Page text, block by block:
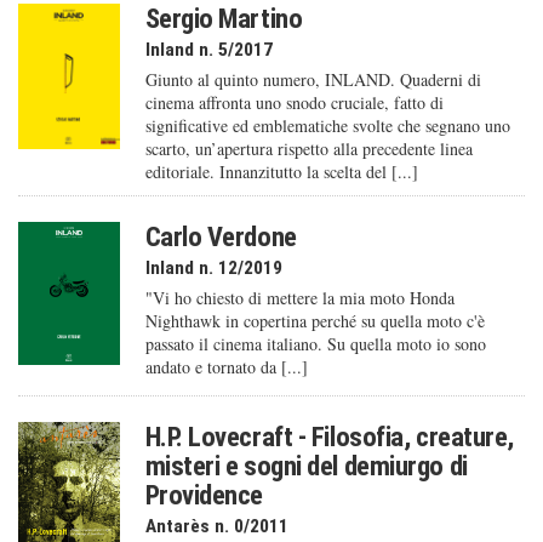
Sergio Martino
Inland n. 5/2017
Giunto al quinto numero, INLAND. Quaderni di
cinema affronta uno snodo cruciale, fatto di
significative ed emblematiche svolte che segnano uno
scarto, un’apertura rispetto alla precedente linea
editoriale. Innanzitutto la scelta del [...]
Carlo Verdone
Inland n. 12/2019
"Vi ho chiesto di mettere la mia moto Honda
Nighthawk in copertina perché su quella moto c'è
passato il cinema italiano. Su quella moto io sono
andato e tornato da [...]
H.P. Lovecraft - Filosofia, creature,
misteri e sogni del demiurgo di
Providence
Antarès n. 0/2011